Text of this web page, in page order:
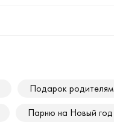
Подарок родителям
Парню на Новый год